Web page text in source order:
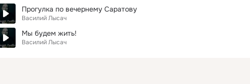
Прогулка по вечернему Cаратову
Василий Лысач
Мы будем жить!
Василий Лысач